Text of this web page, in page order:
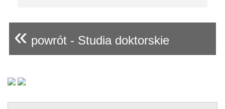
« powrót - Studia doktorskie